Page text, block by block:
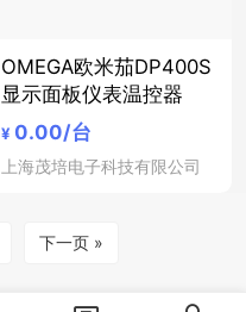
OMEGA欧米茄DP400S
显示面板仪表温控器
¥ 0.00/台
上海茂培电子科技有限公司
下一页 »